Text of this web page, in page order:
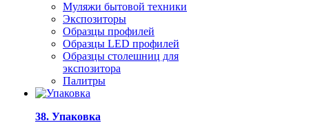
Муляжи бытовой техники
Экспозиторы
Образцы профилей
Образцы LED профилей
Образцы столешниц для
экспозитора
Палитры
38. Упаковка